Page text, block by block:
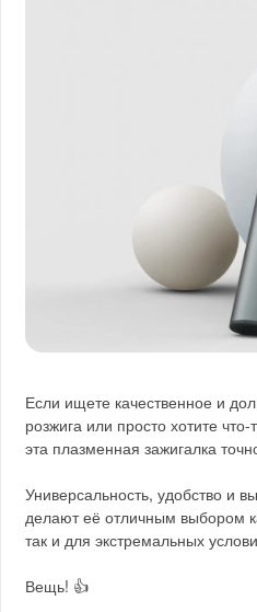
Если ищете качественное и
розжига или просто хотите
эта плазменная зажигалка
Универсальность, удобство и
делают её отличным выбором
так и для экстремальных
Вещь! 👍